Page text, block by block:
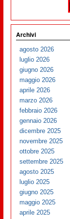
Archivi
agosto 2026
luglio 2026
giugno 2026
maggio 2026
aprile 2026
marzo 2026
febbraio 2026
gennaio 2026
dicembre 2025
novembre 2025
ottobre 2025
settembre 2025
agosto 2025
luglio 2025
giugno 2025
maggio 2025
aprile 2025